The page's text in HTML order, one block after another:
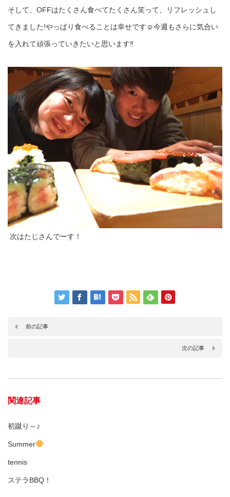
そして、OFFはたくさん食べてたくさん笑って、リフレッシュし
てきました!やっぱり食べることは幸せです☺︎今週もさらに気合い
を入れて頑張っていきたいと思います‼︎
次はたじさんでーす！
前の記事
次の記事
関連記事
初蹴り～♪
Summer
tennis
ステラBBQ！